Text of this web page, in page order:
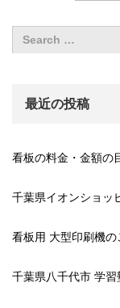
最近の投稿
看板の料金・金額の
千葉県イオンショッ
看板用 大型印刷機の
千葉県八千代市 学